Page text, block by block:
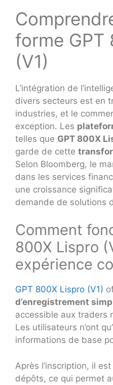
forme GPT
(V1)
L’intégration de
divers secteurs est en
industries, et le
exception. Les
telles que GPT 800X
garde de cette
Selon Bloomberg, le
dans les services
une croissance
demande de solutions
Comment
800X Lispro
expérience
GPT 800X Lispro (V1)
d’enregistrement
accessible aux traders
Les utilisateurs n’ont
informations de base
Après l’inscription, il
dépôts, ce qui permet